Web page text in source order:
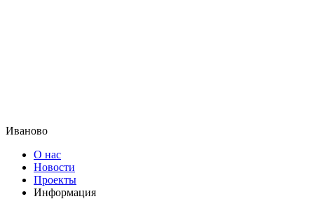
Иваново
О нас
Новости
Проекты
Информация